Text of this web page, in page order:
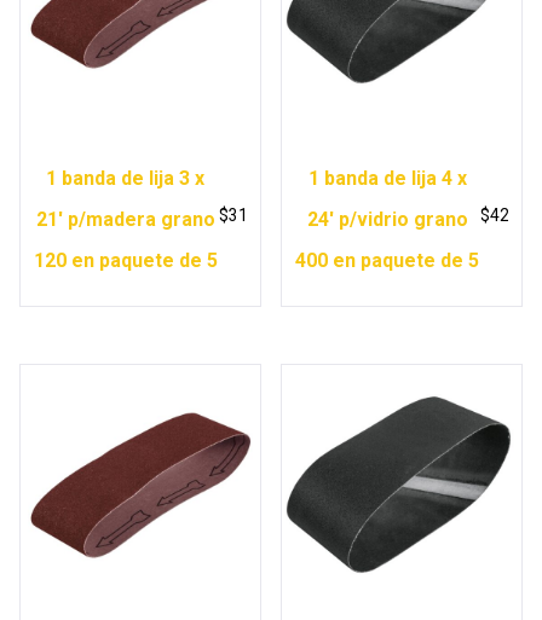
1 banda de lija 3 x
21′ p/madera grano
120 en paquete de 5
$31
1 banda de lija 4 x
24′ p/vidrio grano
400 en paquete de 5
$42